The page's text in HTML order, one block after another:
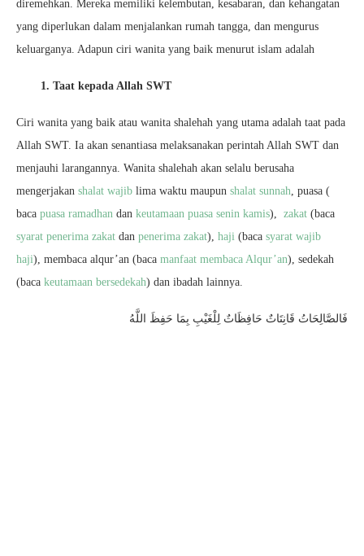
diremehkan. Mereka memiliki kelembutan, kesabaran, dan kehangatan
yang diperlukan dalam menjalankan rumah tangga, dan mengurus
keluarganya. Adapun ciri wanita yang baik menurut islam adalah
1. Taat kepada Allah SWT
Ciri wanita yang baik atau wanita shalehah yang utama adalah taat pada
Allah SWT. Ia akan senantiasa melaksanakan perintah Allah SWT dan
menjauhi larangannya. Wanita shalehah akan selalu berusaha
mengerjakan shalat wajib lima waktu maupun shalat sunnah, puasa (
baca puasa ramadhan dan keutamaan puasa senin kamis), zakat (baca
syarat penerima zakat dan penerima zakat), haji (baca syarat wajib
haji), membaca alqur’an (baca manfaat membaca Alqur’an), sedekah
(baca keutamaan bersedekah) dan ibadah lainnya.
فَالصَّالِحَاتُ قَانِتَاتٌ حَافِظَاتٌ لِلْغَيْبِ بِمَا حَفِظَ اللَّهُ